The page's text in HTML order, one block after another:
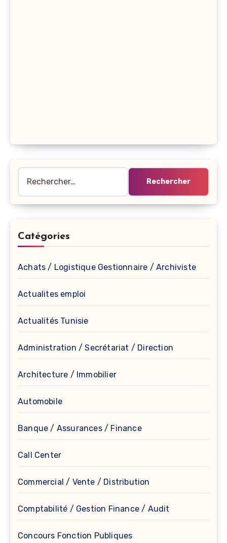
Catégories
Achats / Logistique Gestionnaire / Archiviste
Actualites emploi
Actualités Tunisie
Administration / Secrétariat / Direction
Architecture / Immobilier
Automobile
Banque / Assurances / Finance
Call Center
Commercial / Vente / Distribution
Comptabilité / Gestion Finance / Audit
Concours Fonction Publiques